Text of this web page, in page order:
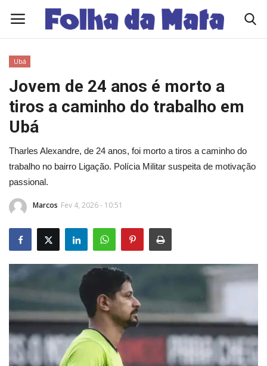
Quem Somos
Como Anunciar
Eleições 2026
Edições Diárias - NOTÍCIAS DO DIA
Polícia/Acidente
Viçosa
UFV
Oportunidade
Ubá
Jovem de 24 anos é morto a
tiros a caminho do trabalho em
Ubá
Tharles Alexandre, de 24 anos, foi morto a tiros a caminho do
trabalho no bairro Ligação. Polícia Militar suspeita de motivação
passional.
Marcos Fev 4, 2026 - 10:51